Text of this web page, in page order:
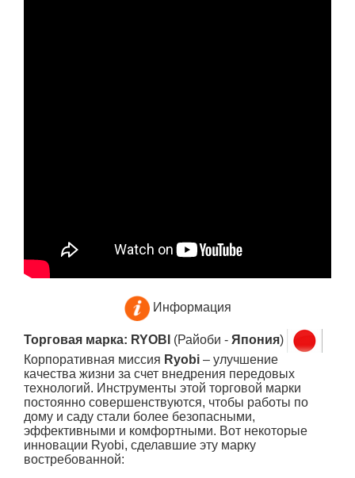
Информация
Торговая марка: RYOBI (Райоби - Япония)
Корпоративная миссия Ryobi – улучшение
качества жизни за счет внедрения передовых
технологий. Инструменты этой торговой марки
постоянно совершенствуются, чтобы работы по
дому и саду стали более безопасными,
эффективными и комфортными. Вот некоторые
инновации Ryobi, сделавшие эту марку
востребованной: